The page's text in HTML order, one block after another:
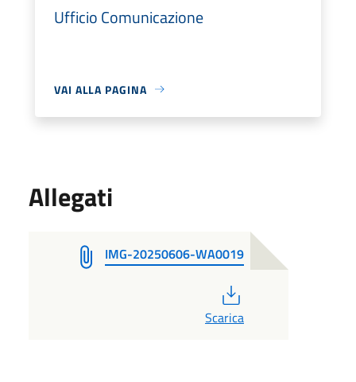
Ufficio Comunicazione
VAI ALLA PAGINA
Allegati
IMG-20250606-WA0019
Scarica